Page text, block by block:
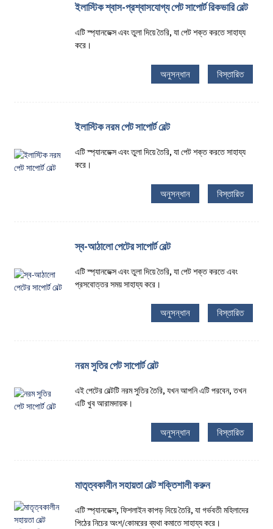
ইলাস্টিক শ্বাস-প্রশ্বাসযোগ্য পেট সাপোর্ট রিকভারি বেল্ট
এটি স্প্যানডেক্স এবং তুলা দিয়ে তৈরি, যা পেট শক্ত করতে সাহায্য
করে।
অনুসন্ধান বিস্তারিত
ইলাস্টিক নরম পেট সাপোর্ট বেল্ট
এটি স্প্যানডেক্স এবং তুলা দিয়ে তৈরি, যা পেট শক্ত করতে সাহায্য
করে।
অনুসন্ধান বিস্তারিত
স্ব-আঠালো পেটের সাপোর্ট বেল্ট
এটি স্প্যানডেক্স এবং তুলা দিয়ে তৈরি, যা পেট শক্ত করতে এবং
প্রসবোত্তর সময় সাহায্য করে।
অনুসন্ধান বিস্তারিত
নরম সুতির পেট সাপোর্ট বেল্ট
এই পেটের বেল্টটি নরম সুতির তৈরি, যখন আপনি এটি পরবেন, তখন
এটি খুব আরামদায়ক।
অনুসন্ধান বিস্তারিত
মাতৃত্বকালীন সহায়তা বেল্ট শক্তিশালী করুন
এটি স্প্যানডেক্স, ফিশলাইন কাপড় দিয়ে তৈরি, যা গর্ভবতী মহিলাদের
পিঠের নিচের অংশ/কোমরের ব্যথা কমাতে সাহায্য করে।